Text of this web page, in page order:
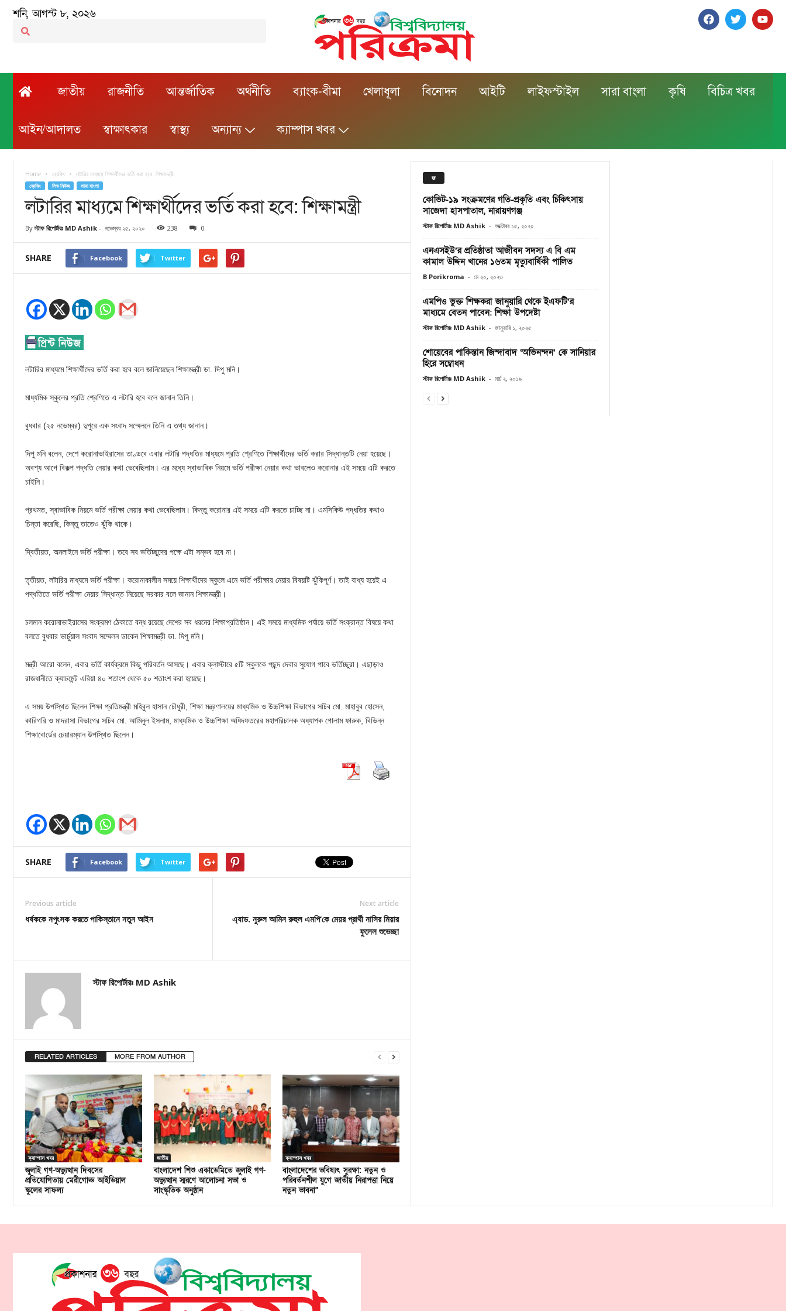
শনি, আগস্ট ৮, ২০২৬
জাতীয় রাজনীতি আন্তর্জাতিক অর্থনীতি ব্যাংক-বীমা খেলাধূলা বিনোদন আইটি লাইফস্টাইল সারা বাংলা কৃষি বিচিত্র খবর
আইন/আদালত স্বাক্ষাৎকার স্বাস্থ্য অন্যান্য ক্যাম্পাস খবর
Home ব্রেকিং লটারির মাধ্যমে শিক্ষার্থীদের ভর্তি করা হবে: শিক্ষামন্ত্রী
ব্রেকিং লিড নিউজ সারা বাংলা
লটারির মাধ্যমে শিক্ষার্থীদের ভর্তি করা হবে: শিক্ষামন্ত্রী
By স্টাফ রিপোর্টারঃ MD Ashik - নভেম্বর ২৫, ২০২০ 238 0
SHARE Facebook Twitter
লটারির মাধ্যমে শিক্ষার্থীদের ভর্তি করা হবে বলে জানিয়েছেন শিক্ষামন্ত্রী ডা. দিপু মনি।
মাধ্যমিক স্কুলের প্রতি শ্রেণিতে এ লটারি হবে বলে জানান তিনি।
বুধবার (২৫ নভেম্বর) দুপুরে এক সংবাদ সম্মেলনে তিনি এ তথ্য জানান।
দিপু মনি বলেন, দেশে করোনাভাইরাসের তাণ্ডবে এবার লটারি পদ্ধতির মাধ্যমে প্রতি শ্রেণিতে শিক্ষার্থীদের ভর্তি করার সিদ্ধান্তটি নেয়া হয়েছে।
অবশ্য আগে বিকল্প পদ্ধতি নেয়ার কথা ভেবেছিলাম। এর মধ্যে স্বাভাবিক নিয়মে ভর্তি পরীক্ষা নেয়ার কথা ভাবলেও করোনার এই সময়ে এটি করতে
চাইনি।
প্রথমত, স্বাভাবিক নিয়মে ভর্তি পরীক্ষা নেয়ার কথা ভেবেছিলাম। কিন্তু করোনার এই সময়ে এটি করতে চাচ্ছি না। এমসিকিউ পদ্ধতির কথাও
চিন্তা করেছি, কিন্তু তাতেও ঝুঁকি থাকে।
দ্বিতীয়ত, অনলাইনে ভর্তি পরীক্ষা। তবে সব ভর্তিচ্ছুদের পক্ষে এটা সম্ভব হবে না।
তৃতীয়ত, লটারির মাধ্যমে ভর্তি পরীক্ষা। করোনাকালীন সময়ে শিক্ষার্থীদের স্কুলে এনে ভর্তি পরীক্ষার নেয়ার বিষয়টি ঝুঁকিপূর্ণ। তাই বাধ্য হয়েই এ
পদ্ধতিতে ভর্তি পরীক্ষা নেয়ার সিদ্ধান্ত নিয়েছে সরকার বলে জানান শিক্ষামন্ত্রী।
চলমান করোনাভাইরাসের সংক্রমণ ঠেকাতে বন্ধ রয়েছে দেশের সব ধরনের শিক্ষাপ্রতিষ্ঠান। এই সময়ে মাধ্যমিক পর্যায়ে ভর্তি সংক্রান্ত বিষয়ে কথা
বলতে বুধবার ভার্চুয়াল সংবাদ সম্মেলন ডাকেন শিক্ষামন্ত্রী ডা. দিপু মনি।
মন্ত্রী আরো বলেন, এবার ভর্তি কার্যক্রমে কিছু পরিবর্তন আসছে। এবার ক্লাস্টারে ৫টি স্কুলকে পছন্দ দেবার সুযোগ পাবে ভর্তিচ্ছুরা। এছাড়াও
রাজধানীতে ক্যাচমেন্ট এরিয়া ৪০ শতাংশ থেকে ৫০ শতাংশ করা হয়েছে।
এ সময় উপস্থিত ছিলেন শিক্ষা প্রতিমন্ত্রী মহিবুল হাসান চৌধুরী, শিক্ষা মন্ত্রণালয়ের মাধ্যমিক ও উচ্চশিক্ষা বিভাগের সচিব মো. মাহাবুব হোসেন,
কারিগরি ও মাদরাসা বিভাগের সচিব মো. আমিনুল ইসলাম, মাধ্যমিক ও উচ্চশিক্ষা অধিদফতরের মহাপরিচালক অধ্যাপক গোলাম ফারুক, বিভিন্ন
শিক্ষাবোর্ডের চেয়ারম্যান উপস্থিত ছিলেন।
SHARE Facebook Twitter
Previous article
ধর্ষককে নপুংসক করতে পাকিস্তানে নতুন আইন
Next article
এ্যাড. নুরুল আমিন রুহুল এমপি’কে মেয়র প্রার্থী নাসির মিয়ার
ফুলেল শুভেচ্ছা
স্টাফ রিপোর্টারঃ MD Ashik
RELATED ARTICLES MORE FROM AUTHOR
ক্যাম্পাস খবর
জুলাই গণ-অভ্যুত্থান দিবসের
প্রতিযোগিতায় মেরীগোল্ড আইডিয়াল
স্কুলের সাফল্য
জাতীয়
বাংলাদেশ শিশু একাডেমিতে জুলাই গণ-
অভ্যুত্থান স্মরণে আলোচনা সভা ও
সাংস্কৃতিক অনুষ্ঠান
ক্যাম্পাস খবর
বাংলাদেশের ভবিষ্যৎ সুরক্ষা: নতুন ও
পরিবর্তনশীল যুগে জাতীয় নিরাপত্তা নিয়ে
নতুন ভাবনা”
জ
কোভিট-১৯ সংক্রমণের গতি-প্রকৃতি এবং চিকিৎসায়
সাজেদা হাসপাতাল, নারায়ণগঞ্জ
স্টাফ রিপোর্টারঃ MD Ashik - অক্টোবর ১৫, ২০২০
এনএসইউ’র প্রতিষ্ঠাতা আজীবন সদস্য এ বি এম
কামাল উদ্দিন খানের ১৬তম মৃত্যুবার্ষিকী পালিত
B Porikroma - মে ২০, ২০২৩
এমপিও ভুক্ত শিক্ষকরা জানুয়ারি থেকে ইএফটি’র
মাধ্যমে বেতন পাবেন: শিক্ষা উপদেষ্টা
স্টাফ রিপোর্টারঃ MD Ashik - জানুয়ারি ১, ২০২৫
শোয়েবের পাকিস্তান জিন্দাবাদ ‘অভিনন্দন’ কে সানিয়ার
হিরে সম্বোধন
স্টাফ রিপোর্টারঃ MD Ashik - মার্চ ২, ২০১৯